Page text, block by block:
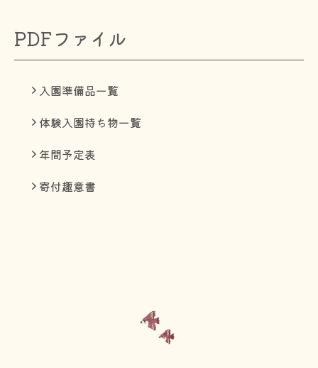
PDFファイル
入園準備品一覧
体験入園持ち物一覧
年間予定表
寄付趣意書